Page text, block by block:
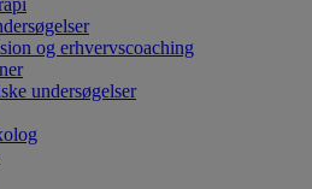
og erhvervscoaching
undersøgelser